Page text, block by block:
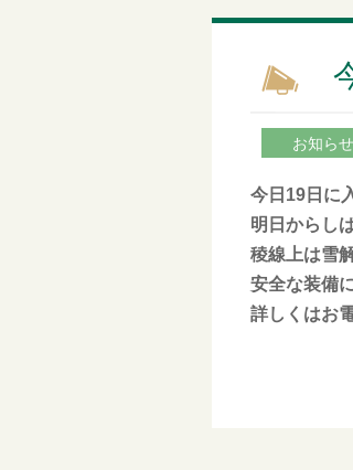
お知らせ
今日19日に
明日からし
稜線上は雪
安全な装備
詳しくはお